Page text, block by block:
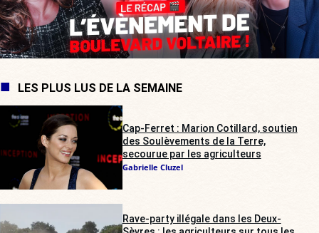
LES PLUS LUS DE LA SEMAINE
Cap-Ferret : Marion Cotillard, soutien
des Soulèvements de la Terre,
secourue par les agriculteurs
Gabrielle Cluzel
Rave-party illégale dans les Deux-